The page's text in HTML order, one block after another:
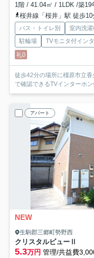
1階 / 41.04㎡ / 1LDK /築19
桜井線「桜井」駅 徒歩10
バス・トイレ別 室内洗
駐輪場
TVモニタ付イン
礼0
徒歩42分の場所に橿原市立
で確認できるTVインターホ
アパート
NEW
生駒郡三郷町勢野西
クリスタルビューⅡ
5.3万円 管理/共益費